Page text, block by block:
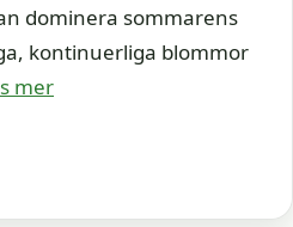
dominera sommarens
kontinuerliga blommor
mer